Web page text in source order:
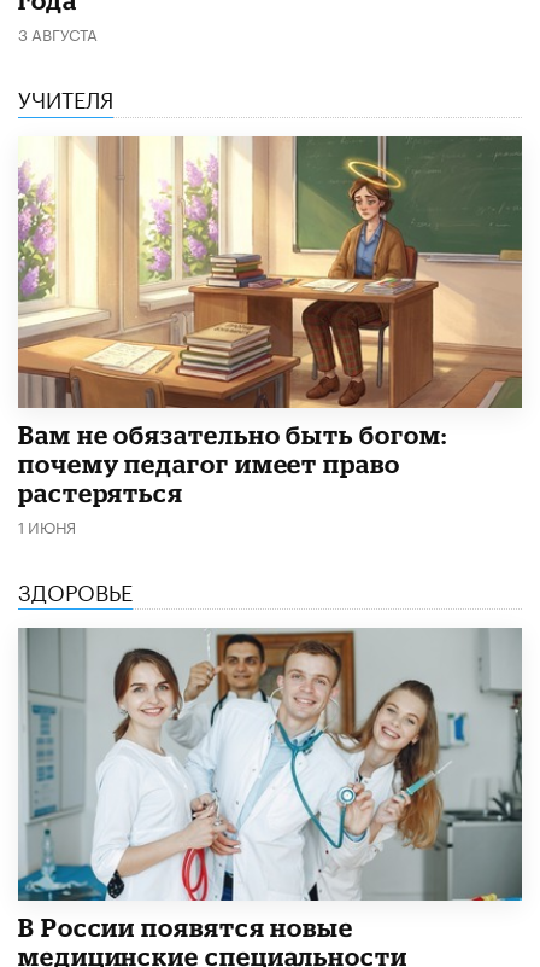
3 АВГУСТА
УЧИТЕЛЯ
​Вам не обязательно быть богом:
почему педагог имеет право
растеряться
1 ИЮНЯ
ЗДОРОВЬЕ
В России появятся новые
медицинские специальности